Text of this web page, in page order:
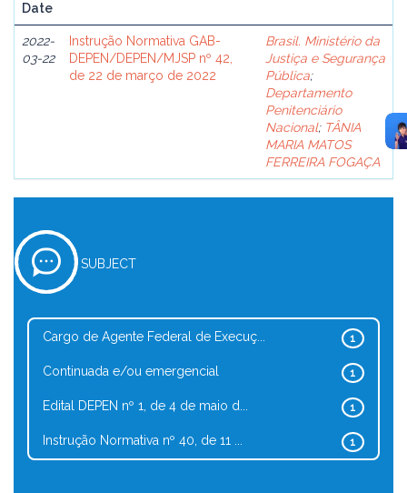
Date
2022-
03-22
Instrução Normativa GAB-
DEPEN/DEPEN/MJSP nº 42,
de 22 de março de 2022
Brasil. Ministério da
Justiça e Segurança
Pública;
Departamento
Penitenciário
Nacional; TÂNIA
MARIA MATOS
FERREIRA FOGAÇA
SUBJECT
1
Cargo de Agente Federal de Execuç...
1
Continuada e/ou emergencial
1
Edital DEPEN nº 1, de 4 de maio d...
1
Instrução Normativa nº 40, de 11 ...